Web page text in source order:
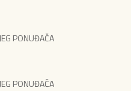
PONUĐAČA
PONUĐAČA